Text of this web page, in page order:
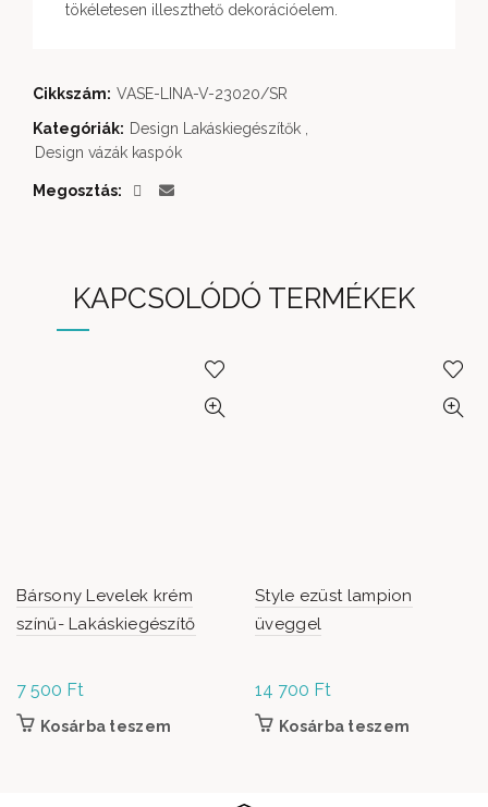
tökéletesen illeszthető dekorációelem.
Cikkszám: VASE-LINA-V-23020/SR
Kategóriák: Design Lakáskiegészítők
Design vázák kaspók
Megosztás
KAPCSOLÓDÓ TERMÉKEK
Bársony Levelek krém
színű- Lakáskiegészítő
7 500 Ft
Kosárba teszem
Style ezüst lampion
üveggel
14 700 Ft
Kosárba teszem